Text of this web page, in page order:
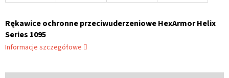
Rękawice ochronne przeciwuderzeniowe HexArmor Helix
Series 1095
Informacje szczegółowe